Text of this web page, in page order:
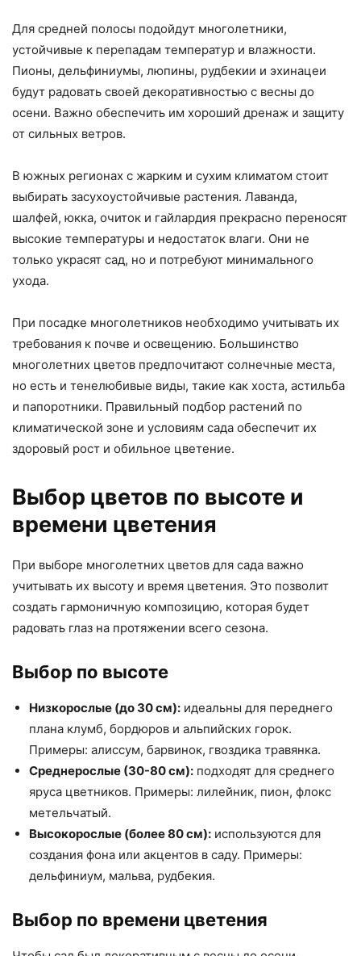
Для средней полосы подойдут многолетники,
устойчивые к перепадам температур и влажности.
Пионы, дельфиниумы, люпины, рудбекии и эхинацеи
будут радовать своей декоративностью с весны до
осени. Важно обеспечить им хороший дренаж и защиту
от сильных ветров.
В южных регионах с жарким и сухим климатом стоит
выбирать засухоустойчивые растения. Лаванда,
шалфей, юкка, очиток и гайлардия прекрасно переносят
высокие температуры и недостаток влаги. Они не
только украсят сад, но и потребуют минимального
ухода.
При посадке многолетников необходимо учитывать их
требования к почве и освещению. Большинство
многолетних цветов предпочитают солнечные места,
но есть и тенелюбивые виды, такие как хоста, астильба
и папоротники. Правильный подбор растений по
климатической зоне и условиям сада обеспечит их
здоровый рост и обильное цветение.
Выбор цветов по высоте и
времени цветения
При выборе многолетних цветов для сада важно
учитывать их высоту и время цветения. Это позволит
создать гармоничную композицию, которая будет
радовать глаз на протяжении всего сезона.
Выбор по высоте
Низкорослые (до 30 см): идеальны для переднего
плана клумб, бордюров и альпийских горок.
Примеры: алиссум, барвинок, гвоздика травянка.
Среднерослые (30-80 см): подходят для среднего
яруса цветников. Примеры: лилейник, пион, флокс
метельчатый.
Высокорослые (более 80 см): используются для
создания фона или акцентов в саду. Примеры:
дельфиниум, мальва, рудбекия.
Выбор по времени цветения